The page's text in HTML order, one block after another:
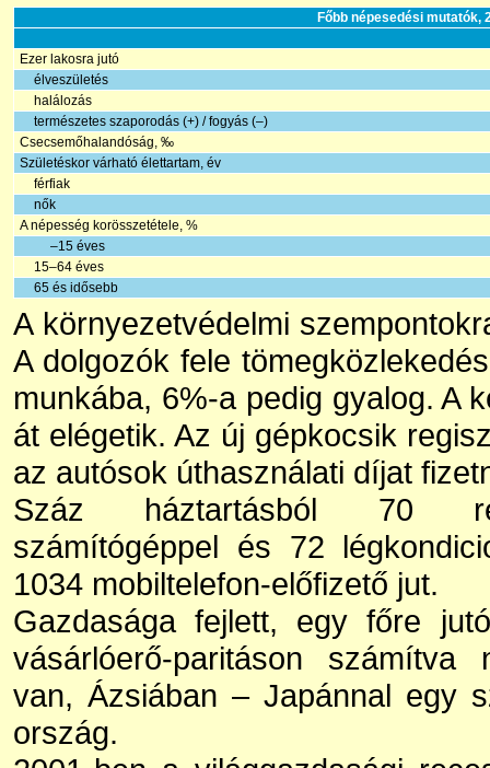
Főbb népesedési mutatók,
Ezer lakosra jutó
élveszületés
halálozás
természetes szaporodás (+) / fogyás (–)
Csecsemőhalandóság, ‰
Születéskor várható élettartam, év
férfiak
nők
A népesség korösszetétele, %
–15 éves
15–64 éves
65 és idősebb
A környezetvédelmi
A dolgozók fele
munkába, 6%-a pedig gyalog. A
át elégetik. Az új gépkocsik
az autósok úthasználati díjat
Száz háztartásból 70
számítógéppel és 72
1034 mobiltelefon-előfizető jut.
Gazdasága fejlett, egy főre
vásárlóerő-paritáson számítva
van, Ázsiában – Japánnal egy
ország.